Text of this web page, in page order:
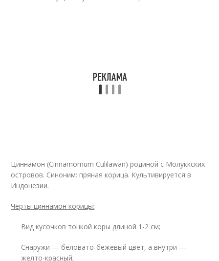
Циннамон (Cinnamomum Culilawan) родиной с Молуккских
островов. Синоним: пряная корица. Культивируется в
Индонезии.
Черты циннамон корицы:
Вид кусочков тонкой коры длиной 1-2 см;
Снаружи — беловато-бежевый цвет, а внутри —
желто-красный;